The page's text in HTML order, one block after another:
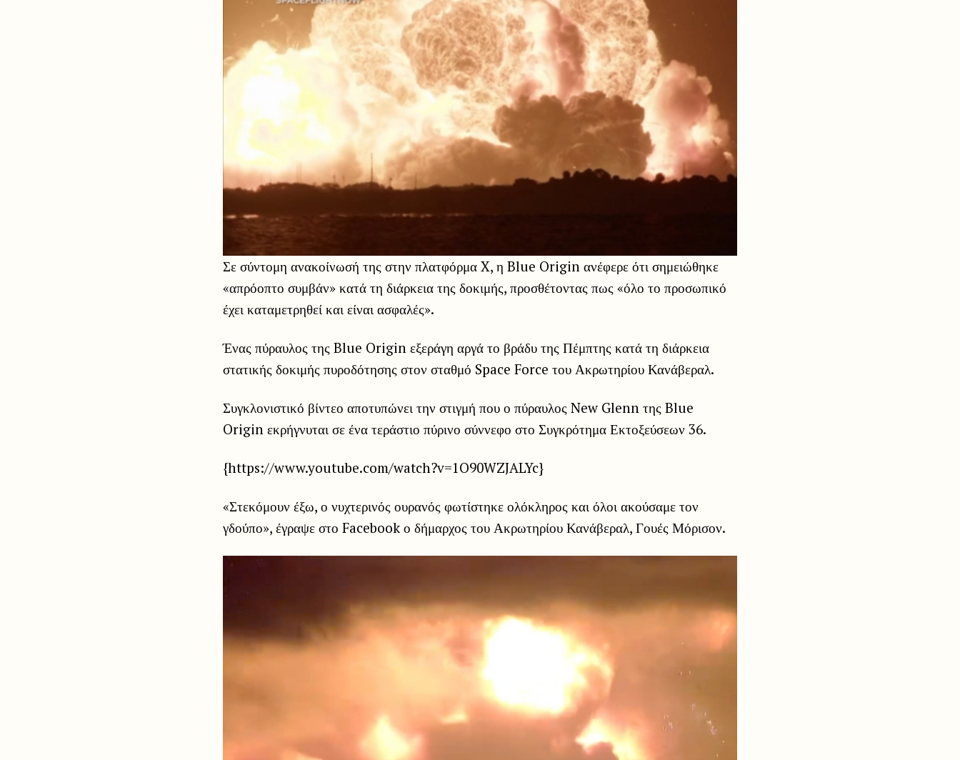
Σε σύντομη ανακοίνωσή της στην πλατφόρμα X, η Blue Origin ανέφερε ότι σημειώθηκε
«απρόοπτο συμβάν» κατά τη διάρκεια της δοκιμής, προσθέτοντας πως «όλο το προσωπικό
έχει καταμετρηθεί και είναι ασφαλές».
Ένας πύραυλος της Blue Origin εξεράγη αργά το βράδυ της Πέμπτης κατά τη διάρκεια
στατικής δοκιμής πυροδότησης στον σταθμό Space Force του Ακρωτηρίου Κανάβεραλ.
Συγκλονιστικό βίντεο αποτυπώνει την στιγμή που ο πύραυλος New Glenn της Blue
Origin εκρήγνυται σε ένα τεράστιο πύρινο σύννεφο στο Συγκρότημα Εκτοξεύσεων 36.
{https://www.youtube.com/watch?v=1O90WZJALYc}
«Στεκόμουν έξω, ο νυχτερινός ουρανός φωτίστηκε ολόκληρος και όλοι ακούσαμε τον
γδούπο», έγραψε στο Facebook ο δήμαρχος του Ακρωτηρίου Κανάβεραλ, Γουές Μόρισον.